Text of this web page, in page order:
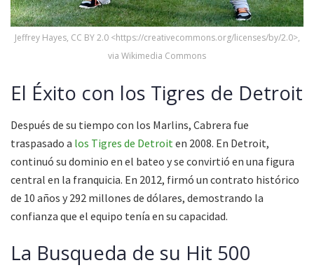
Jeffrey Hayes, CC BY 2.0 <https://creativecommons.org/licenses/by/2.0>,
via Wikimedia Commons
El Éxito con los Tigres de Detroit
Después de su tiempo con los Marlins, Cabrera fue
traspasado a los Tigres de Detroit en 2008. En Detroit,
continuó su dominio en el bateo y se convirtió en una figura
central en la franquicia. En 2012, firmó un contrato histórico
de 10 años y 292 millones de dólares, demostrando la
confianza que el equipo tenía en su capacidad.
La Busqueda de su Hit 500